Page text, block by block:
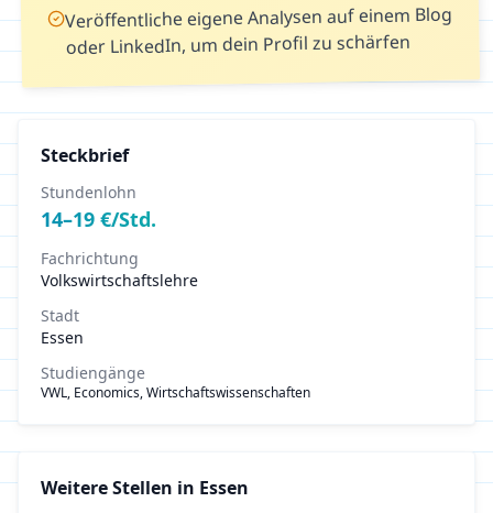
Veröffentliche eigene Analysen auf einem Blog
oder LinkedIn, um dein Profil zu schärfen
Steckbrief
Stundenlohn
14–19 €/Std.
Fachrichtung
Volkswirtschaftslehre
Stadt
Essen
Studiengänge
VWL, Economics, Wirtschaftswissenschaften
Weitere Stellen in Essen